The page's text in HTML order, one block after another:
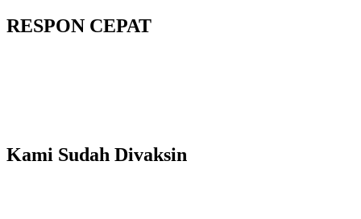
RESPON CEPAT
Kami Sudah Divaksin